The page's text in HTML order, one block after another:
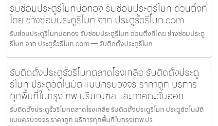
รับซ่อมประตูรีโมทบ่อทอง รับซ่อมประตูรีโมท ด่วนถึงที่
โดย ช่างซ่อมประตูรีโมท จาก ประตูรั้วรีโมท.com
รับซ่อมประตูรีโมทบ่อทอง รับซ่อมประตูรีโมท ด่วนถึงที่โดย ช่างซ่อมประตู
รีโมท จาก ประตูรั้วรีโมท.com — รับติดตั้งประตูรีโมท
รับติดตั้งประตูรั้วรีโมทตลาดโรงเกลือ รับติดตั้งประตู
รีโมท ประตูอัตโนมัติ แบบครบวงจร ราคาถูก บริการ
ทุกพื้นที่ในกรุงเทพ ปริมณฑล และภาคตะวันออก
รับติดตั้งประตูรั้วรีโมทตลาดโรงเกลือ รับติดตั้งประตูรีโมท ประตูอัตโนมัติ
แบบครบวงจร ราคาถูก บริการทุกพื้นที่ในกรุงเทพ ปร